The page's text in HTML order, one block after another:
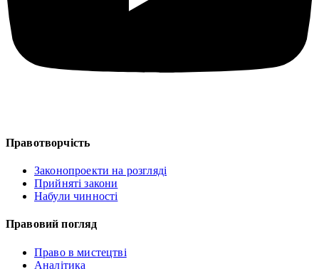
Правотворчість
Законопроекти на розгляді
Прийняті закони
Набули чинності
Правовий погляд
Право в мистецтві
Аналітика